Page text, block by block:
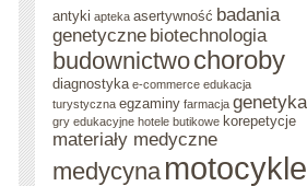
KONIEM
antyki apteka asertywność badania
genetyczne biotechnologia
budownictwochoroby
diagnostyka e-commerce edukacja
turystyczna egzaminy farmacja genetyka
gry edukacyjne hotele butikowe korepetycje
materiały medyczne
medycyna motocykle